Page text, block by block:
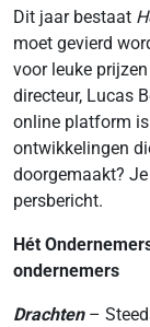
Dit jaar bestaat
moet gevierd
voor leuke
directeur, Lucas
online platform is
ontwikkelingen
doorgemaakt?
persbericht.
Hét
ondernemers
Drachten–